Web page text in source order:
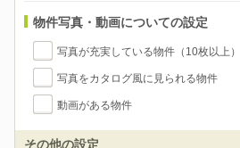
物件写真・動画についての設定
写真が充実している物件（10枚以上）
写真をカタログ風に見られる物件
動画がある物件
その他の設定